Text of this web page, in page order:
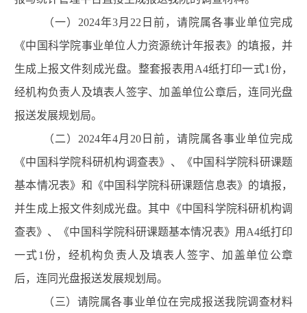
（一） 2024年3月 22 日前，请院属各事业单位完成
《中国科学院事业单位人力资源统计年报表》 的填报，并
生成上报文件刻成光盘。整套报表用 A4纸打印一式1 份，
经机构负责人及填表人签字、加盖单位公章后，连同光盘
报送发展规划 局。
（二） 2024年4月 20 日前， 请院属各事业单位完成
《中国科学院科研机构调查表》 、
《中国科学院科研课题
基本情况表》 和《中国科学院科研课题信息表》的填报，
并生成上报文件刻成光盘。其中 《中国科学院科研机构调
查表》 、 《中国科学院科研课题基本情况表》用 A4纸打印
一式1 份，经机构负责人及填表人签字、加盖单位公章
后，连同光盘报送发展规划 局。
（三）请院属各事业单位在完成报送我院调查材料